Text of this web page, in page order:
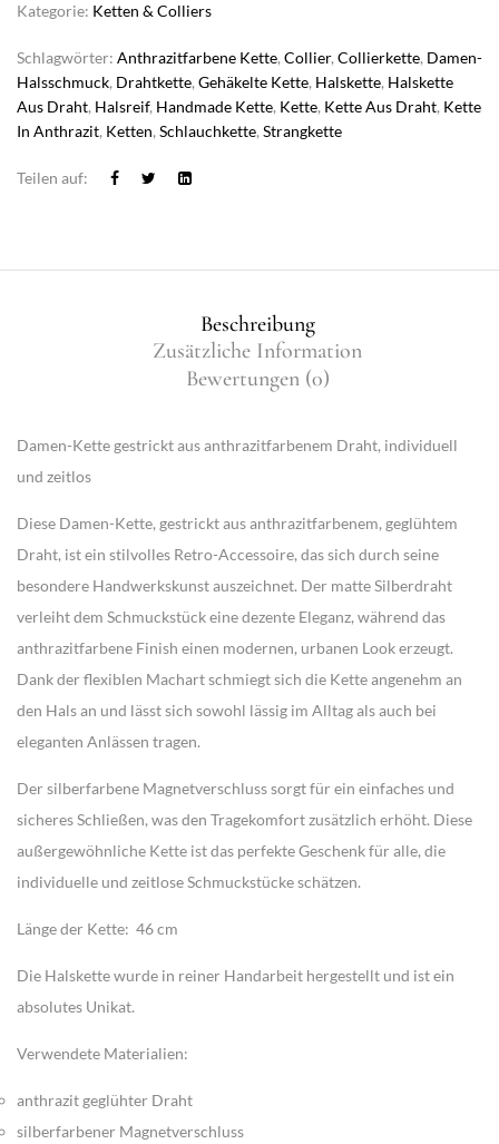
Kategorie: Ketten & Colliers
Schlagwörter: Anthrazitfarbene Kette, Collier, Collierkette, Damen-
Halsschmuck, Drahtkette, Gehäkelte Kette, Halskette, Halskette
Aus Draht, Halsreif, Handmade Kette, Kette, Kette Aus Draht, Kette
In Anthrazit, Ketten, Schlauchkette, Strangkette
Teilen auf:
Beschreibung
Zusätzliche Information
Bewertungen (0)
Damen-Kette gestrickt aus anthrazitfarbenem Draht, individuell
und zeitlos
Diese Damen-Kette, gestrickt aus anthrazitfarbenem, geglühtem
Draht, ist ein stilvolles Retro-Accessoire, das sich durch seine
besondere Handwerkskunst auszeichnet. Der matte Silberdraht
verleiht dem Schmuckstück eine dezente Eleganz, während das
anthrazitfarbene Finish einen modernen, urbanen Look erzeugt.
Dank der flexiblen Machart schmiegt sich die Kette angenehm an
den Hals an und lässt sich sowohl lässig im Alltag als auch bei
eleganten Anlässen tragen.
Der silberfarbene Magnetverschluss sorgt für ein einfaches und
sicheres Schließen, was den Tragekomfort zusätzlich erhöht. Diese
außergewöhnliche Kette ist das perfekte Geschenk für alle, die
individuelle und zeitlose Schmuckstücke schätzen.
Länge der Kette: 46 cm
Die Halskette wurde in reiner Handarbeit hergestellt und ist ein
absolutes Unikat.
Verwendete Materialien:
anthrazit geglühter Draht
silberfarbener Magnetverschluss